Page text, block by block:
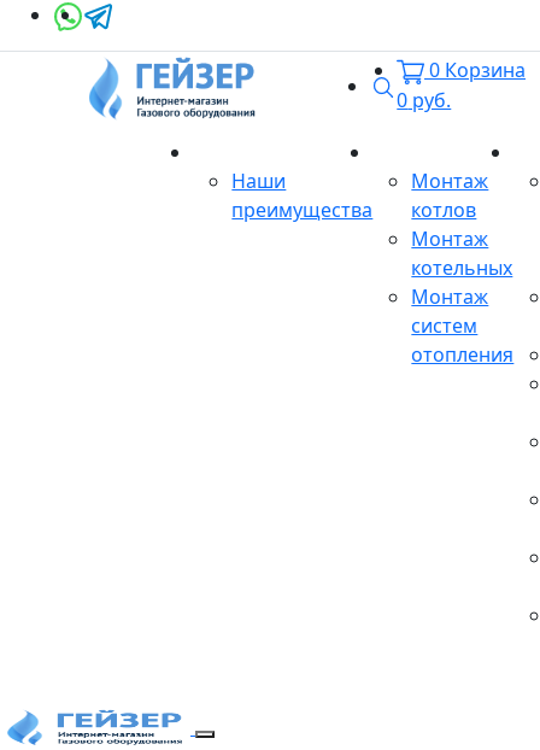
Поиск
0 Корзина
0 руб.
Наши
преимущества
Монтаж
котлов
Монтаж
котельных
Монтаж
систем
отопления